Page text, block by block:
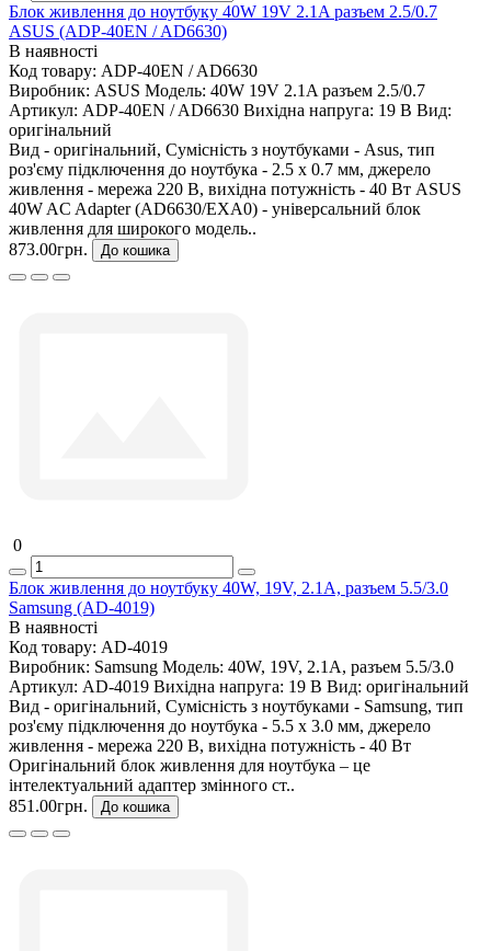
Блок живлення до ноутбуку 40W 19V 2.1A разъем 2.5/0.7
ASUS (ADP-40EN / AD6630)
В наявності
Код товару: ADP-40EN / AD6630
Виробник: ASUS Модель: 40W 19V 2.1A разъем 2.5/0.7
Артикул: ADP-40EN / AD6630 Вихідна напруга: 19 В Вид:
оригінальний
Вид - оригінальний, Сумісність з ноутбуками - Asus, тип
роз'єму підключення до ноутбука - 2.5 x 0.7 мм, джерело
живлення - мережа 220 В, вихідна потужність - 40 Вт ASUS
40W AC Adapter (AD6630/EXA0) - універсальний блок
живлення для широкого модель..
873.00грн.
До кошика
0
Блок живлення до ноутбуку 40W, 19V, 2.1A, разъем 5.5/3.0
Samsung (AD-4019)
В наявності
Код товару: AD-4019
Виробник: Samsung Модель: 40W, 19V, 2.1A, разъем 5.5/3.0
Артикул: AD-4019 Вихідна напруга: 19 В Вид: оригінальний
Вид - оригінальний, Сумісність з ноутбуками - Samsung, тип
роз'єму підключення до ноутбука - 5.5 x 3.0 мм, джерело
живлення - мережа 220 В, вихідна потужність - 40 Вт
Оригінальний блок живлення для ноутбука – це
інтелектуальний адаптер змінного ст..
851.00грн.
До кошика